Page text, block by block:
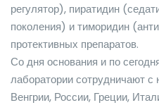
регулятор), пиратидин
поколения) и тиморидин
протективных препаратов.
Со дня основания и по
лаборатории сотрудничают
Венгрии, России, Греции,